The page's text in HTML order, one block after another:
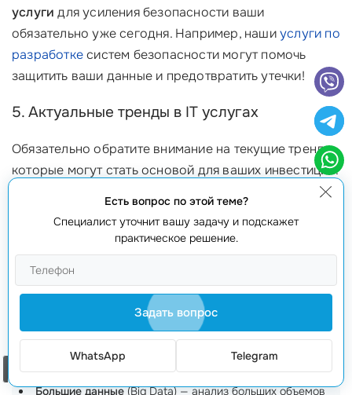
услуги для усиления безопасности ваши
обязательно уже сегодня. Например, нашиуслуги по
разработкесистем безопасности могут помочь
защитить ваши данные и предотвратить утечки!
5. Актуальные тренды в IT услугах
Обязательно обратите внимание на текущие тренды,
которые могут стать основой для ваших инвестиций:
Облачные технологии— нарастающий тренд,
позволяющий сэкономить на затратах на
инфраструктуру.
Искусственный интеллект
способствующиеавтоматизации задачи улучшению
клиентского обслуживания.
Интернет вещей(IoT) — возможность подключения
эффективности.
Большие данные(Big Data) — анализ больших объемов
Есть вопрос по этой теме?
Специалист уточнит вашу задачу и подскажет
практическое решение.
Задать вопрос
WhatsApp Telegram
Заказать звонок